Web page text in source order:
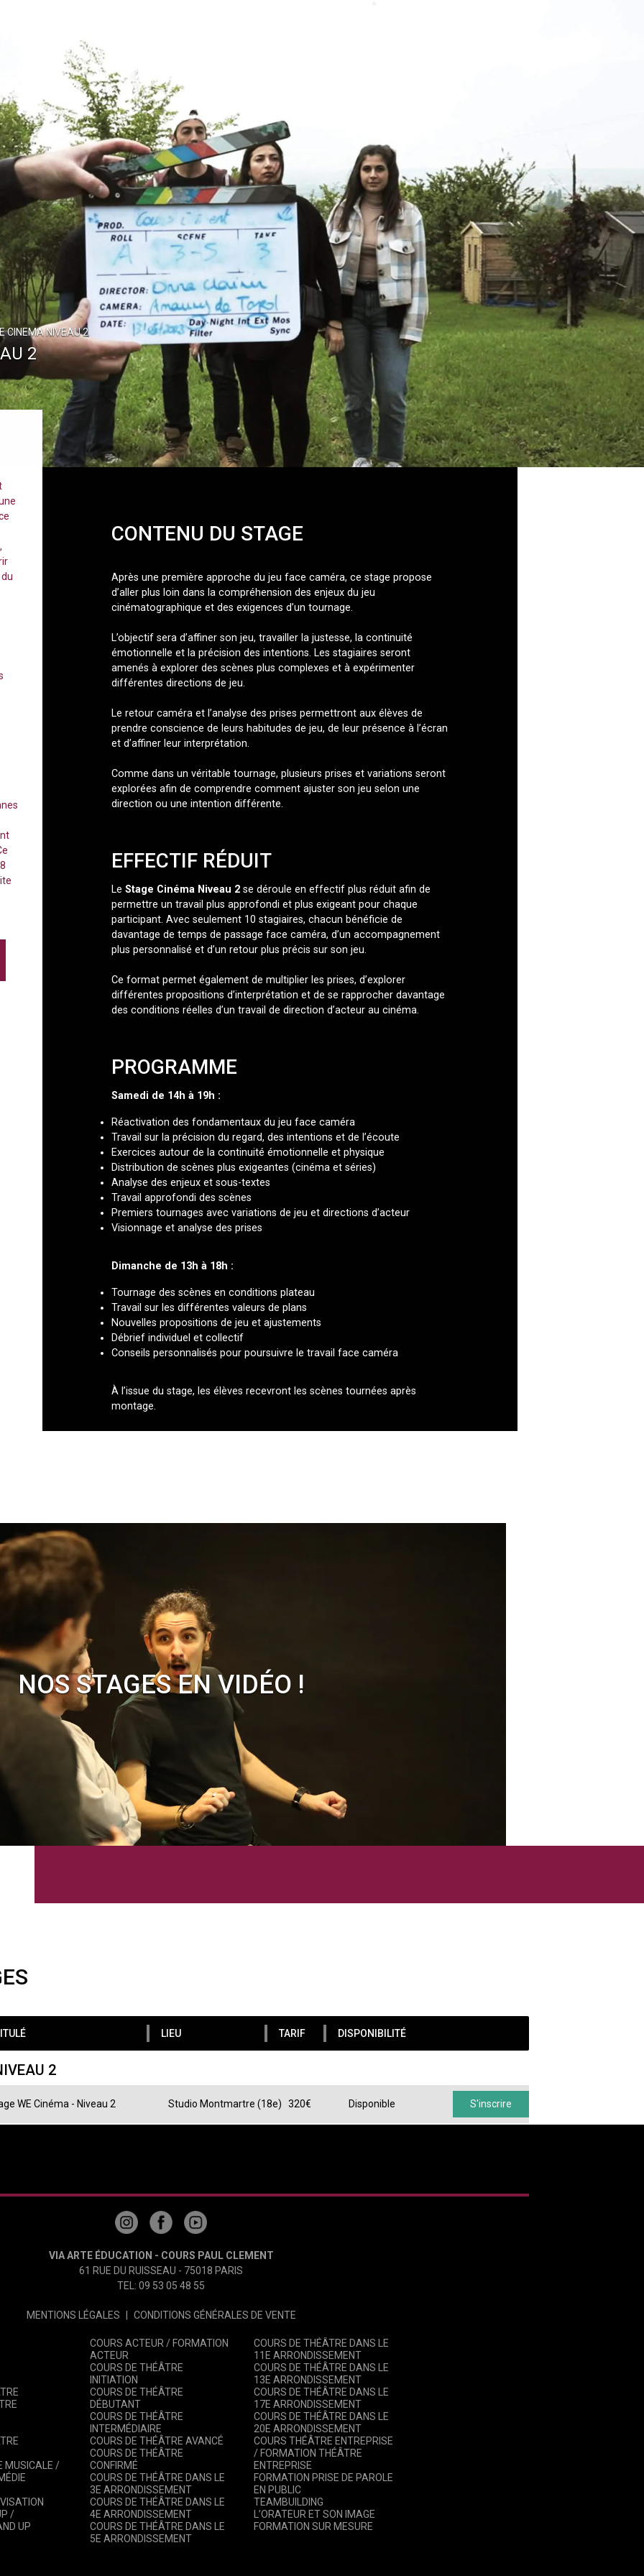
CINEMA NIVEAU 2
2
CONTENU DU STAGE
Après une première approche du jeu face caméra, ce stage propose
d’aller plus loin dans la compréhension des enjeux du jeu
cinématographique et des exigences d’un tournage.
L’objectif sera d’affiner son jeu, travailler la justesse, la continuité
émotionnelle et la précision des intentions. Les stagiaires seront
amenés à explorer des scènes plus complexes et à expérimenter
différentes directions de jeu.
Le retour caméra et l’analyse des prises permettront aux élèves de
prendre conscience de leurs habitudes de jeu, de leur présence à l’écran
et d’affiner leur interprétation.
Comme dans un véritable tournage, plusieurs prises et variations seront
explorées afin de comprendre comment ajuster son jeu selon une
direction ou une intention différente.
EFFECTIF RÉDUIT
Le Stage Cinéma Niveau 2 se déroule en effectif plus réduit afin de
permettre un travail plus approfondi et plus exigeant pour chaque
participant. Avec seulement 10 stagiaires, chacun bénéficie de
davantage de temps de passage face caméra, d’un accompagnement
plus personnalisé et d’un retour plus précis sur son jeu.
Ce format permet également de multiplier les prises, d’explorer
différentes propositions d’interprétation et de se rapprocher davantage
des conditions réelles d’un travail de direction d’acteur au cinéma.
PROGRAMME
Samedi de 14h à 19h :
Réactivation des fondamentaux du jeu face caméra
Travail sur la précision du regard, des intentions et de l’écoute
Exercices autour de la continuité émotionnelle et physique
Distribution de scènes plus exigeantes (cinéma et séries)
Analyse des enjeux et sous-textes
Travail approfondi des scènes
Premiers tournages avec variations de jeu et directions d’acteur
Visionnage et analyse des prises
Dimanche de 13h à 18h :
Tournage des scènes en conditions plateau
Travail sur les différentes valeurs de plans
Nouvelles propositions de jeu et ajustements
Débrief individuel et collectif
Conseils personnalisés pour poursuivre le travail face caméra
À l’issue du stage, les élèves recevront les scènes tournées après
montage.
NOS STAGES EN VIDÉO !
LIEU TARIF DISPONIBILITÉ
2
WE Cinéma - Niveau 2 Studio Montmartre (18e) 320€ Disponible S'inscrire
VIA ARTE ÉDUCATION - COURS PAUL CLEMENT
61 RUE DU RUISSEAU - 75018 PARIS
TEL: 09 53 05 48 55
MENTIONS LÉGALES CONDITIONS GÉNÉRALES DE VENTE
MUSICALE /
/
UP
COURS ACTEUR / FORMATION
ACTEUR
COURS DE THÉÂTRE
INITIATION
COURS DE THÉÂTRE
DÉBUTANT
COURS DE THÉÂTRE
INTERMÉDIAIRE
COURS DE THÉÂTRE AVANCÉ
COURS DE THÉÂTRE
CONFIRMÉ
COURS DE THÉÂTRE DANS LE
3E ARRONDISSEMENT
COURS DE THÉÂTRE DANS LE
4E ARRONDISSEMENT
COURS DE THÉÂTRE DANS LE
5E ARRONDISSEMENT
COURS DE THÉÂTRE DANS LE
11E ARRONDISSEMENT
COURS DE THÉÂTRE DANS LE
13E ARRONDISSEMENT
COURS DE THÉÂTRE DANS LE
17E ARRONDISSEMENT
COURS DE THÉÂTRE DANS LE
20E ARRONDISSEMENT
COURS THÉÂTRE ENTREPRISE
/ FORMATION THÉÂTRE
ENTREPRISE
FORMATION PRISE DE PAROLE
EN PUBLIC
TEAMBUILDING
L’ORATEUR ET SON IMAGE
FORMATION SUR MESURE